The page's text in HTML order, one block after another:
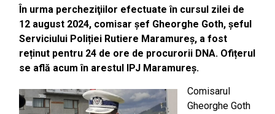
În urma percheziţiilor efectuate în cursul zilei de
12 august 2024, comisar șef Gheorghe Goth, șeful
Serviciului Poliției Rutiere Maramureș, a fost
reținut pentru 24 de ore de procurorii DNA. Ofițerul
se află acum în arestul IPJ Maramureș.
Comisarul
Gheorghe Goth